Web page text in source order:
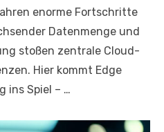
enorme Fortschritte
Datenmenge und
stoßen zentrale Cloud-
Hier kommt Edge
ins Spiel – …